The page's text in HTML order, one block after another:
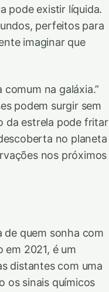
pode existir líquida.
perfeitos para
imaginar que
na galáxia.”
podem surgir sem
da estrela pode fritar
no planeta
nos próximos
quem sonha com
em 2021, é um
distantes com uma
os sinais químicos